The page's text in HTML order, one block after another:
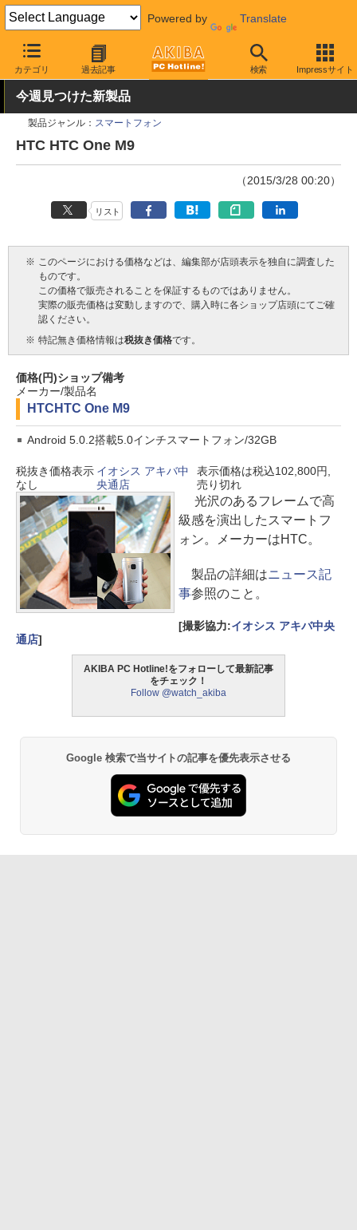
Powered by Translate
カテゴリ 過去記事 検索 Impressサイト
AKIBA PC Hotline! モバイル スマートフォン SIMフリースマー
今週見つけた新製品
製品ジャンル： スマートフォン
HTC HTC One M9
（2015/3/28 00:20）
リスト
※ このページにおける価格などは、編集部が店頭表示を独自に調査した
ものです。
この価格で販売されることを保証するものではありません。
実際の販売価格は変動しますので、購入時に各ショップ店頭にてご確
認ください。
※ 特記無き価格情報は税抜き価格です。
価格(円)ショップ備考
メーカー/製品名
HTC HTC One M9
Android 5.0.2搭載5.0インチスマートフォン/32GB
税抜き価格表示
なし
イオシス アキバ中
央通店
表示価格は税込102,800円,
売り切れ
光沢のあるフレームで高
級感を演出したスマートフ
ォン。メーカーはHTC。
製品の詳細はニュース記
事参照のこと。
[撮影協力:イオシス アキバ中央
通店]
AKIBA PC Hotline!をフォローして最新記事
をチェック！
Follow @watch_akiba
Google 検索で当サイトの記事を優先表示させる